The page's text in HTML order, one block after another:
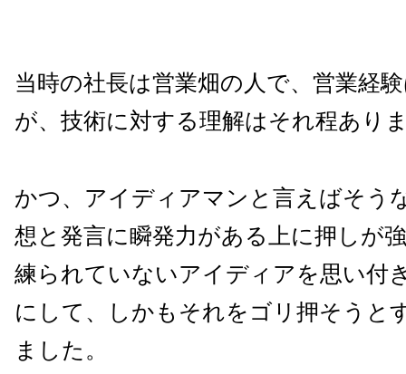
当時の社長は営業畑の人で、営業経
が、技術に対する理解はそれ程あり
かつ、アイディアマンと言えばそう
想と発言に瞬発力がある上に押しが
練られていないアイディアを思い付
にして、しかもそれをゴリ押そうと
ました。